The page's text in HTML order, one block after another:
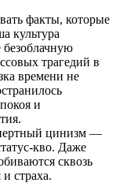
факты, которые
культура
безоблачную
трагедий в
времени не
и
цинизм —
кво. Даже
сквозь
страха.